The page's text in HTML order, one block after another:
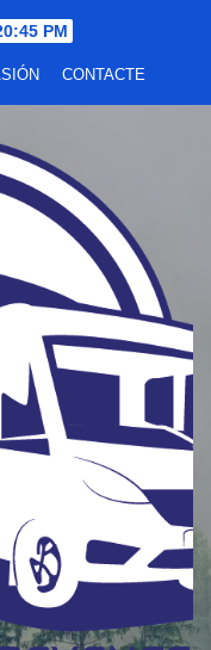
PM
CONTACTE